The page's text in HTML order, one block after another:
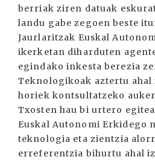
berriak ziren datuak
landu gabe zegoen beste
Jaurlaritzak Euskal
ikerketan diharduten
egindako inkesta berezia
Teknologikoak aztertu ahal
horiek kontsultatzeko
Txosten hau bi urtero
Euskal Autonomi Erkidego
teknologia eta zientzia
erreferentzia bihurtu ahal